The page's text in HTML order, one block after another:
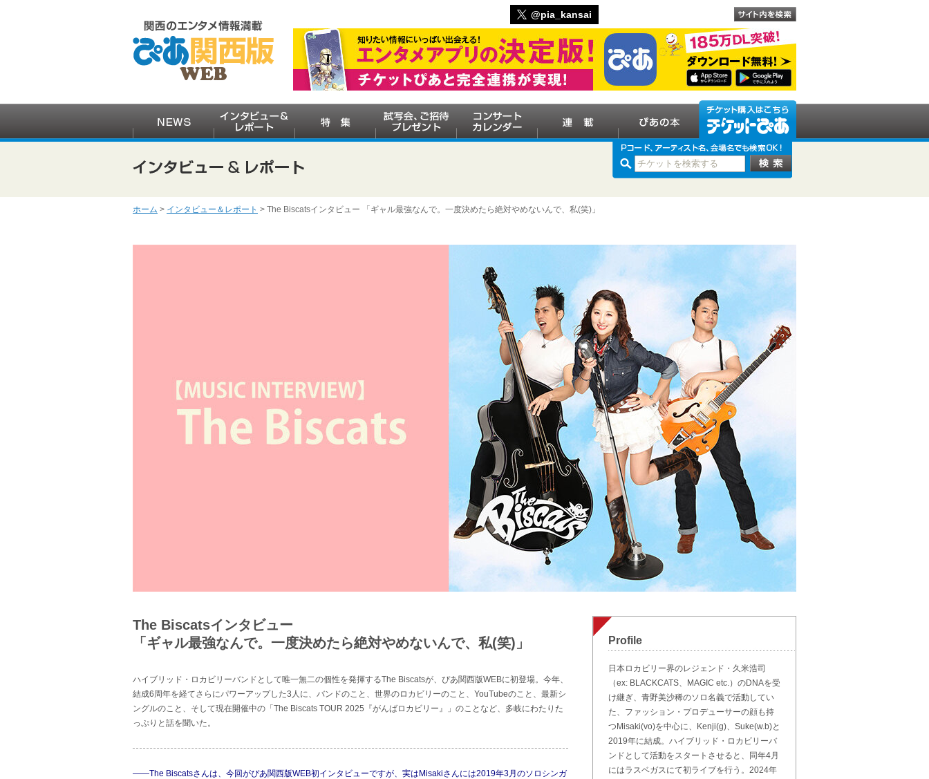
@pia_kansai
ホーム > インタビュー＆レポート > The Biscatsインタビュー 「ギャル最強なんで。一度決めたら絶対やめないんで、私(笑)」
The Biscatsインタビュー
「ギャル最強なんで。一度決めたら絶対やめないんで、私(笑)」
ハイブリッド・ロカビリーバンドとして唯一無二の個性を発揮するThe Biscatsが、ぴあ関西版WEBに初登場。今年、
結成6周年を経てさらにパワーアップした3人に、バンドのこと、世界のロカビリーのこと、YouTubeのこと、最新シ
ングルのこと、そして現在開催中の「The Biscats TOUR 2025『がんばロカビリー』」のことなど、多岐にわたりた
っぷりと話を聞いた。
――The Biscatsさんは、今回がぴあ関西版WEB初インタビューですが、実はMisakiさんには2019年3月のソロシンガ
Profile
日本ロカビリー界のレジェンド・久米浩司
（ex: BLACKCATS、MAGIC etc.）のDNAを受
け継ぎ、青野美沙稀のソロ名義で活動してい
た、ファッション・プロデューサーの顔も持
つMisaki(vo)を中心に、Kenji(g)、Suke(w.b)と
2019年に結成。ハイブリッド・ロカビリーバ
ンドとして活動をスタートさせると、同年4月
にはラスベガスにて初ライブを行う。2024年